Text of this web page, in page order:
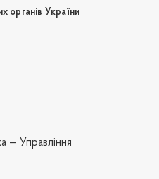
органів України
— Управління